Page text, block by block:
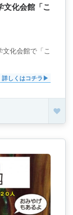
文化会館「こ
化会館で「こ
詳しくはコチラ